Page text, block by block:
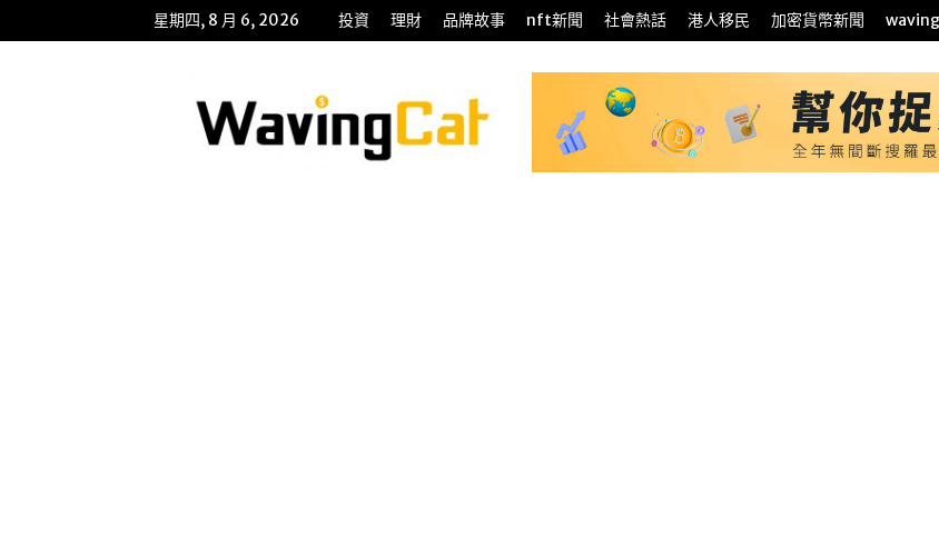
星期四, 8 月 6, 2026 投資 理財 品牌故事 nft新聞 社會熱話 港人移民 加密貨幣新聞
招
財
貓